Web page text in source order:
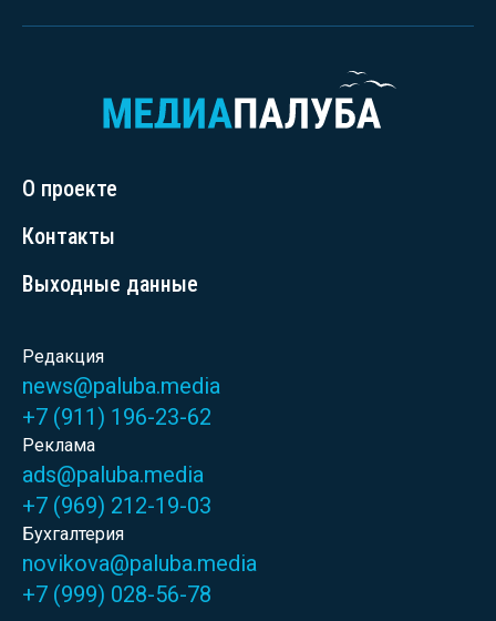
О проекте
Контакты
Выходные данные
Редакция
news@paluba.media
+7 (911) 196-23-62
Реклама
ads@paluba.media
+7 (969) 212-19-03
Бухгалтерия
novikova@paluba.media
+7 (999) 028-56-78